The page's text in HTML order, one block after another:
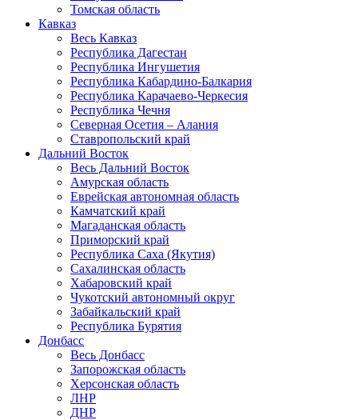
Томская область
Кавказ
Весь Кавказ
Республика Дагестан
Республика Ингушетия
Республика Кабардино-Балкария
Республика Карачаево-Черкесия
Республика Чечня
Северная Осетия – Алания
Ставропольский край
Дальний Восток
Весь Дальний Восток
Амурская область
Еврейская автономная область
Камчатский край
Магаданская область
Приморский край
Республика Саха (Якутия)
Сахалинская область
Хабаровский край
Чукотский автономный округ
Забайкальский край
Республика Бурятия
Донбасс
Весь Донбасс
Запорожская область
Херсонская область
ЛНР
ДНР